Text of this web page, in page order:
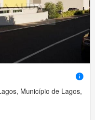
Município de Lagos,